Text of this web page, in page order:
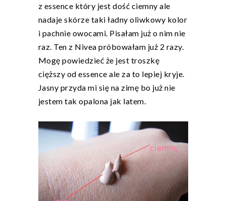
z essence który jest dość ciemny ale
nadaje skórze taki ładny oliwkowy kolor
i pachnie owocami. Pisałam już o nim nie
raz. Ten z Nivea próbowałam już 2 razy.
Mogę powiedzieć że jest troszkę
cięższy od essence ale za to lepiej kryje.
Jasny przyda mi się na zimę bo już nie
jestem tak opalona jak latem.